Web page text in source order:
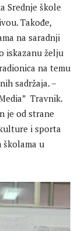
Srednje škole
Takođe,
na saradnji
iskazanu želju
na temu
sadržaja. –
Travnik.
je od strane
i sporta
školama u